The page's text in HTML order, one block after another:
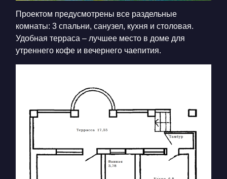
Проектом предусмотрены все раздельные
комнаты: 3 спальни, санузел, кухня и столовая.
Удобная терраса – лучшее место в доме для
утреннего кофе и вечернего чаепития.